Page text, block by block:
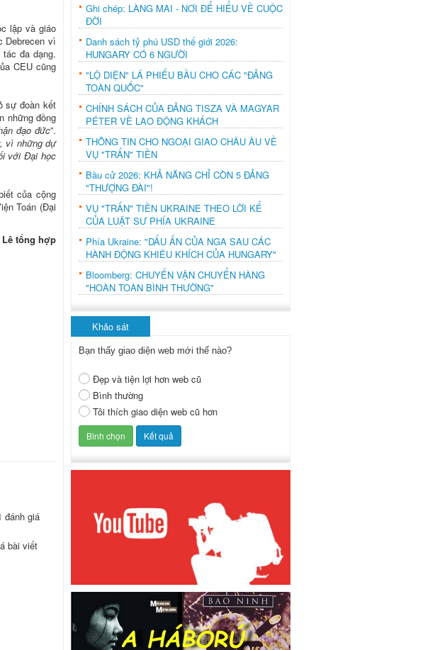
lập và giáo
Debrecen vì
đa dạng.
CEU cũng
sự đoàn kết
những đồng
đạo đức”.
vì những dự
với Đại học
của cộng
Toán (Đại
Lê tổng hợp
đánh giá
bài viết
Ghi chép: LÀNG MAI - NƠI ĐỂ HIỂU VỀ CUỘC
ĐỜI
Danh sách tỷ phú USD thế giới 2026:
HUNGARY CÓ 6 NGƯỜI
"LỘ DIỆN" LÁ PHIẾU BẦU CHO CÁC "ĐẢNG
TOÀN QUỐC"
CHÍNH SÁCH CỦA ĐẢNG TISZA VÀ MAGYAR
PÉTER VỀ LAO ĐỘNG KHÁCH
THÔNG TIN CHO NGOẠI GIAO CHÂU ÂU VỀ
VỤ "TRẤN" TIỀN
Bầu cử 2026: KHẢ NĂNG CHỈ CÒN 5 ĐẢNG
"THƯỢNG ĐÀI"!
VỤ "TRẤN" TIỀN UKRAINE THEO LỜI KỂ
CỦA LUẬT SƯ PHÍA UKRAINE
Phía Ukraine: "DẤU ẤN CỦA NGA SAU CÁC
HÀNH ĐỘNG KHIÊU KHÍCH CỦA HUNGARY"
Bloomberg: CHUYẾN VẬN CHUYỂN HÀNG
"HOÀN TOÀN BÌNH THƯỜNG"
Khảo sát
Bạn thấy giao diện web mới thế nào?
Đẹp và tiện lợi hơn web cũ
Bình thường
Tôi thích giao diện web cũ hơn